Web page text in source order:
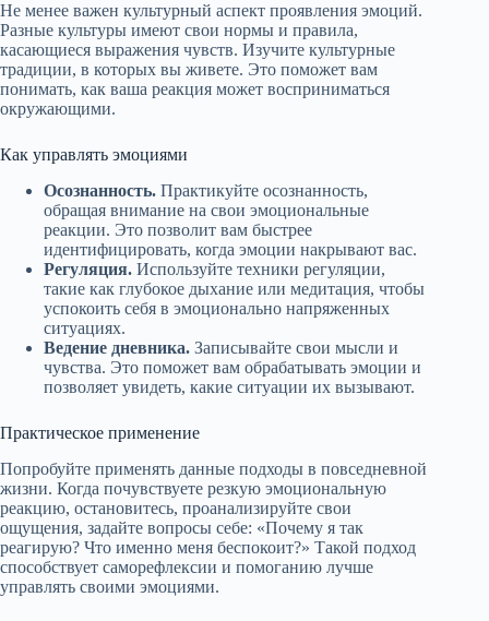
Не менее важен культурный аспект проявления эмоций.
Разные культуры имеют свои нормы и правила,
касающиеся выражения чувств. Изучите культурные
традиции, в которых вы живете. Это поможет вам
понимать, как ваша реакция может восприниматься
окружающими.
Как управлять эмоциями
Осознанность. Практикуйте осознанность,
обращая внимание на свои эмоциональные
реакции. Это позволит вам быстрее
идентифицировать, когда эмоции накрывают вас.
Регуляция. Используйте техники регуляции,
такие как глубокое дыхание или медитация, чтобы
успокоить себя в эмоционально напряженных
ситуациях.
Ведение дневника. Записывайте свои мысли и
чувства. Это поможет вам обрабатывать эмоции и
позволяет увидеть, какие ситуации их вызывают.
Практическое применение
Попробуйте применять данные подходы в повседневной
жизни. Когда почувствуете резкую эмоциональную
реакцию, остановитесь, проанализируйте свои
ощущения, задайте вопросы себе: «Почему я так
реагирую? Что именно меня беспокоит?» Такой подход
способствует саморефлексии и помоганию лучше
управлять своими эмоциями.